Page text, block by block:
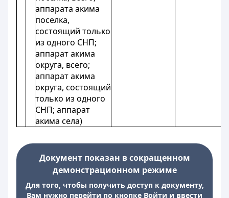
аппарата акима
поселка,
состоящий только
из одного СНП;
аппарат акима
округа, всего;
аппарат акима
округа, состоящий
только из одного
СНП; аппарат
акима села)
Документ показан в сокращенном
демонстрационном режиме
Для того, чтобы получить доступ к документу,
Вам нужно перейти по кнопке Войти и ввести